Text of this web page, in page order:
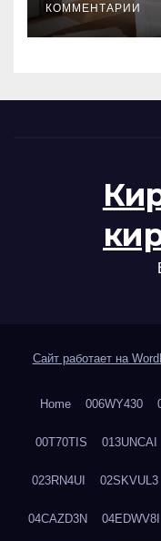
КОММЕНТАРИИ
Сайт работает на
Home 006WY430
00T70TIS 013UNCAI
023RN4UI 02SKVUL3
04CAZD3N 04EDWV8I